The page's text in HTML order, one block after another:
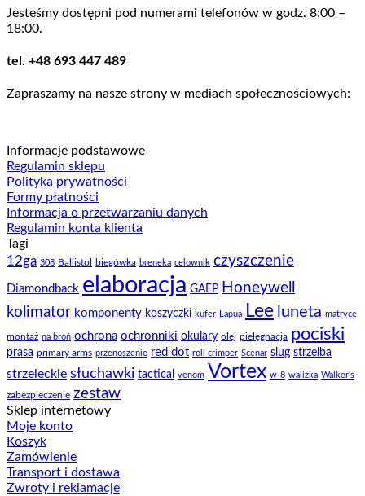
Jesteśmy dostępni pod numerami telefonów w godz. 8:00 –
18:00.
tel. +48 693 447 489
Zapraszamy na nasze strony w mediach społecznościowych:
Informacje podstawowe
Regulamin sklepu
Polityka prywatności
Formy płatności
Informacja o przetwarzaniu danych
Regulamin konta klienta
Tagi
12ga 308 Ballistol biegówka breneka celownik czyszczenie
Diamondback elaboracja GAEP Honeywell
kolimator komponenty koszyczki kufer Lapua Lee luneta matryce
montaż na broń ochrona ochronniki okulary olej pielęgnacja pociski
prasa primary arms przenoszenie red dot roll crimper Scenar slug strzelba
strzeleckie słuchawki tactical venom Vortex w-8 walizka Walker's
zabezpieczenie zestaw
Sklep internetowy
Moje konto
Koszyk
Zamówienie
Transport i dostawa
Zwroty i reklamacje